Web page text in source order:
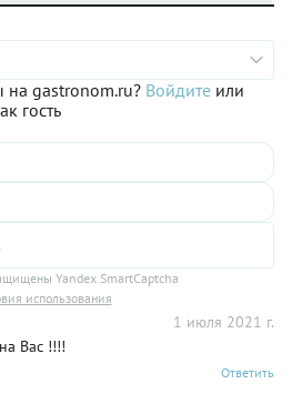
на gastronom.ru? Войдите или
гость
Yandex SmartCaptcha
использования
1 июля 2021 г.
Вас !!!!
Ответить